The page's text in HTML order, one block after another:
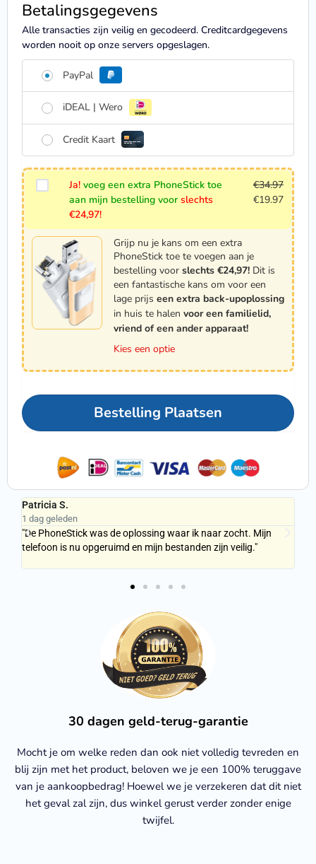
Betalingsgegevens
Alle transacties zijn veilig en gecodeerd. Creditcardgegevens
worden nooit op onze servers opgeslagen.
PayPal
iDEAL | Wero
Credit Kaart
Ja! voeg een extra PhoneStick toe
aan mijn bestelling voor slechts
€24,97!
€34.97
€19.97
Grijp nu je kans om een extra
PhoneStick toe te voegen aan je
bestelling voor slechts €24,97! Dit is
een fantastische kans om voor een
lage prijs een extra back-upoplossing
in huis te halen voor een familielid,
vriend of een ander apparaat!
Kies een optie
Bestelling Plaatsen
Patricia S.
1 dag geleden
"De PhoneStick was de oplossing waar ik naar zocht. Mijn
telefoon is nu opgeruimd en mijn bestanden zijn veilig."
30 dagen geld-terug-garantie
Mocht je om welke reden dan ook niet volledig tevreden en
blij zijn met het product, beloven we je een 100% teruggave
van je aankoopbedrag! Hoewel we je verzekeren dat dit niet
het geval zal zijn, dus winkel gerust verder zonder enige
twijfel.